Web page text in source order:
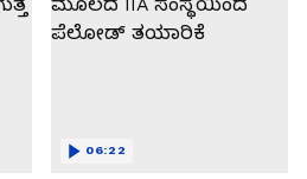
06:22